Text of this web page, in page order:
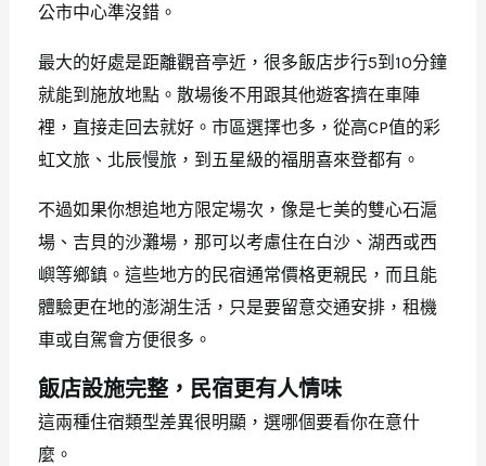
公市中心準沒錯。
最大的好處是距離觀音亭近，很多飯店步行5到10分鐘
就能到施放地點。散場後不用跟其他遊客擠在車陣
裡，直接走回去就好。市區選擇也多，從高CP值的彩
虹文旅、北辰慢旅，到五星級的福朋喜來登都有。
不過如果你想追地方限定場次，像是七美的雙心石滬
場、吉貝的沙灘場，那可以考慮住在白沙、湖西或西
嶼等鄉鎮。這些地方的民宿通常價格更親民，而且能
體驗更在地的澎湖生活，只是要留意交通安排，租機
車或自駕會方便很多。
飯店設施完整，民宿更有人情味
這兩種住宿類型差異很明顯，選哪個要看你在意什
麼。